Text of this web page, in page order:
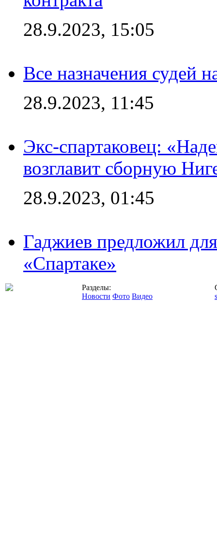
28.9.2023, 15:05
Все назначения судей
28.9.2023, 11:45
Экс-спартаковец:
возглавит сборную
28.9.2023, 01:45
Гаджиев предложил
«Спартаке»
Разделы:
Новости Фото Видео